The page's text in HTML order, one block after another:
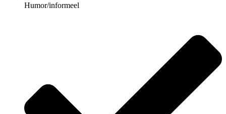
Humor/informeel